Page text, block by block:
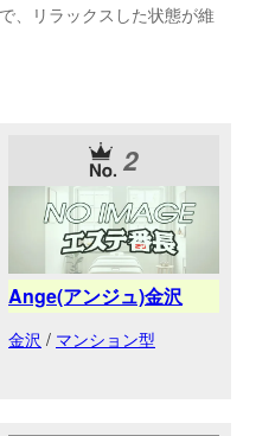
、リラックスした状態が維
2
Ange(アンジュ)金沢
金沢 / マンション型